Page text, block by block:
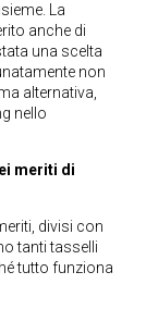
La
anche di
una scelta
non
alternativa,
nello
meriti di
divisi con
tanti tasselli
tutto funziona